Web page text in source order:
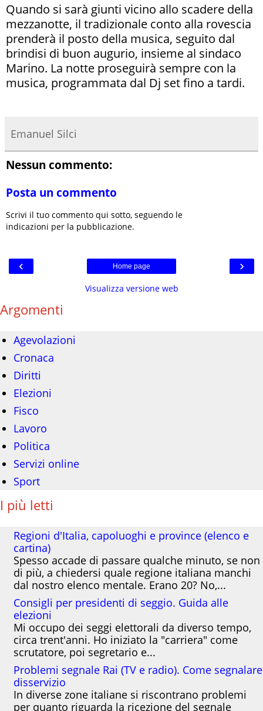
Quando si sarà giunti vicino allo scadere della
mezzanotte, il tradizionale conto alla rovescia
prenderà il posto della musica, seguito dal
brindisi di buon augurio, insieme al sindaco
Marino. La notte proseguirà sempre con la
musica, programmata dal Dj set fino a tardi.
Emanuel Silci
Nessun commento:
Posta un commento
Scrivi il tuo commento qui sotto, seguendo le
indicazioni per la pubblicazione.
‹ ›
Home page
Visualizza versione web
Argomenti
Agevolazioni
Cronaca
Diritti
Elezioni
Fisco
Lavoro
Politica
Servizi online
Sport
I più letti
Regioni d'Italia, capoluoghi e province (elenco e
cartina)
Spesso accade di passare qualche minuto, se non
di più, a chiedersi quale regione italiana manchi
dal nostro elenco mentale. Erano 20? No,...
Consigli per presidenti di seggio. Guida alle
elezioni
Mi occupo dei seggi elettorali da diverso tempo,
circa trent'anni. Ho iniziato la "carriera" come
scrutatore, poi segretario e...
Problemi segnale Rai (TV e radio). Come segnalare
disservizio
In diverse zone italiane si riscontrano problemi
per quanto riguarda la ricezione del segnale